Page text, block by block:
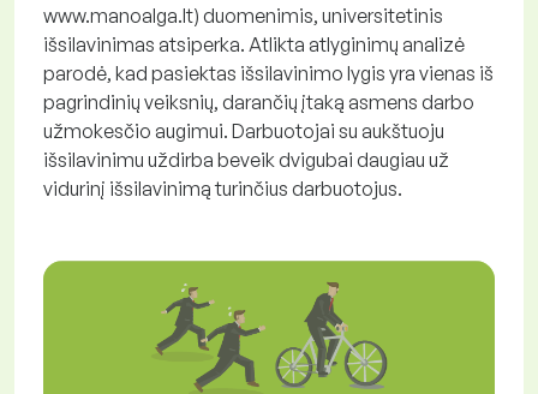
www.manoalga.lt) duomenimis, universitetinis
išsilavinimas atsiperka. Atlikta atlyginimų analizė
parodė, kad pasiektas išsilavinimo lygis yra vienas iš
pagrindinių veiksnių, darančių įtaką asmens darbo
užmokesčio augimui. Darbuotojai su aukštuoju
išsilavinimu uždirba beveik dvigubai daugiau už
vidurinį išsilavinimą turinčius darbuotojus.